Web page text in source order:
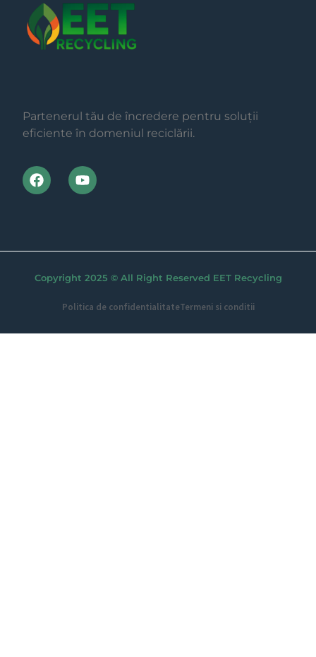
Partenerul tău de încredere pentru soluții
eficiente în domeniul reciclării.
Copyright 2025 © All Right Reserved EET Recycling
Politica de confidentialitateTermeni si conditii